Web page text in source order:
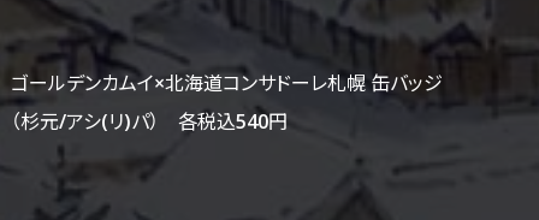
ゴールデンカムイ×北海道コンサドーレ札幌 缶バッジ
（杉元/アシ(リ)パ） 各税込540円